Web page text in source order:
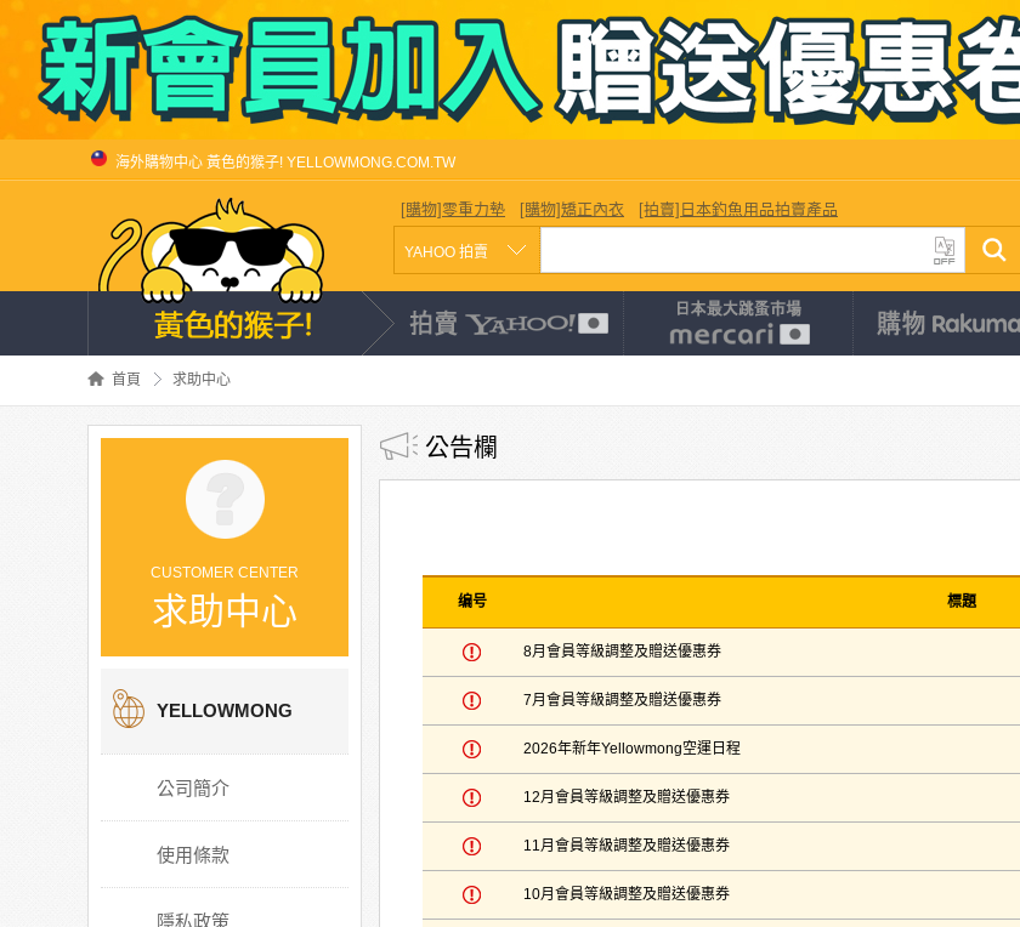
海外購物中心 黃色的猴子! YELLOWMONG.COM.TW
[購物]零重力墊 [購物]矯正內衣 [拍賣]日本釣魚用品拍賣產品
首頁 求助中心
CUSTOMER CENTER
求助中心
YELLOWMONG
公司簡介
使用條款
隱私政策
公告欄
编号 標題
8月會員等級調整及贈送優惠券
7月會員等級調整及贈送優惠券
2026年新年Yellowmong空運日程
12月會員等級調整及贈送優惠券
11月會員等級調整及贈送優惠券
10月會員等級調整及贈送優惠券